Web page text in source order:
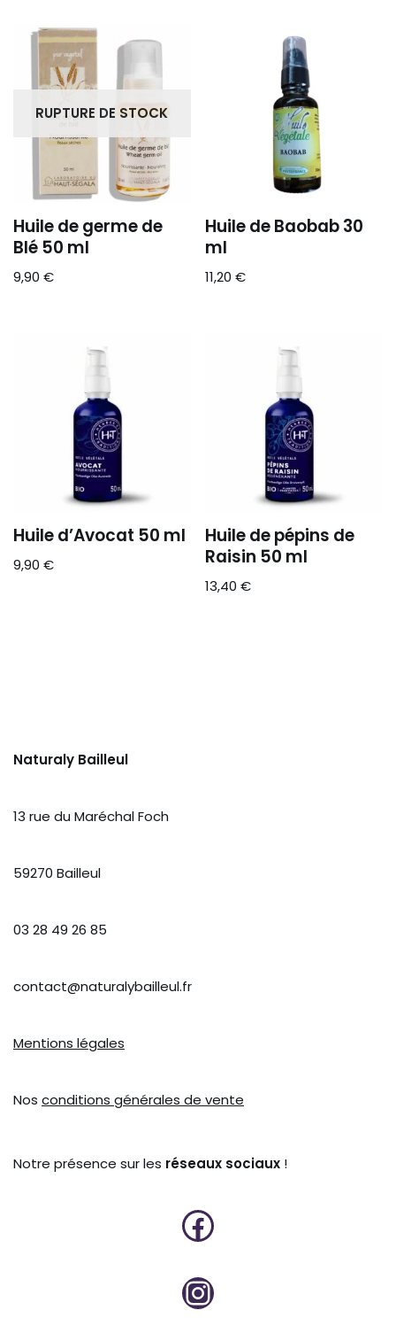
RUPTURE DE STOCK
Huile de germe de
Blé 50 ml
9,90 €
Huile de Baobab 30
ml
11,20€
Huile d’Avocat 50 ml
9,90 €
Huile de pépins de
Raisin 50 ml
13,40€
Naturaly Bailleul
13 rue du Maréchal Foch
59270 Bailleul
03 28 49 26 85
contact@naturalybailleul.fr
Mentions légales
Nos conditions générales de vente
Notre présence sur les réseaux sociaux !